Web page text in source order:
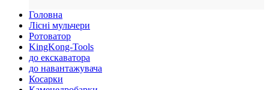
Головна
Лісні мульчери
Ротоватор
KingKong-Tools
до екскаватора
до навантажувача
Косарки